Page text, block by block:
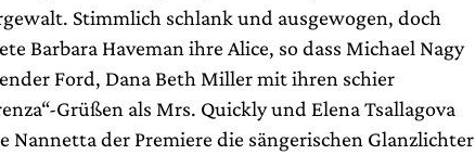
Stimmlich schlank und ausgewogen, doch
Barbara Haveman ihre Alice, so dass Michael Nagy
Ford, Dana Beth Miller mit ihren schier
Grüßen als Mrs. Quickly und Elena Tsallagova
Nannetta der Premiere die sängerischen Glanzlichter